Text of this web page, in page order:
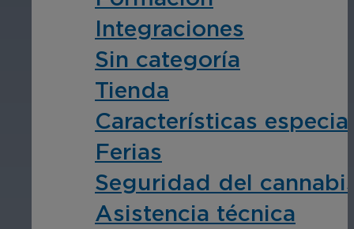
Hostelería
Mejore la seguridad de los
áreas de su propiedad.
Integraciones
Sin categoría
Tienda
Características
Ferias
Seguridad del
Asistencia técnica